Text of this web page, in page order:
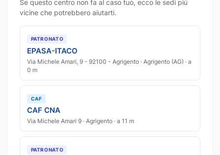
Se questo centro non fa al caso tuo, ecco le sedi più
vicine che potrebbero aiutarti.
PATRONATO
EPASA-ITACO
Via Michele Amari, 9 - 92100 - Agrigento · Agrigento (AG) · a
0 m
CAF
CAF CNA
Via Michele Amari 9 · Agrigento · a 11 m
PATRONATO